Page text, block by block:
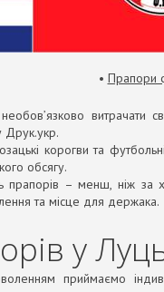
• Прапори
витрачати
Друк.укр.
корогви та футбольні
обсягу.
прапорів – менш, ніж за
та місце для держака.
у
приймаємо